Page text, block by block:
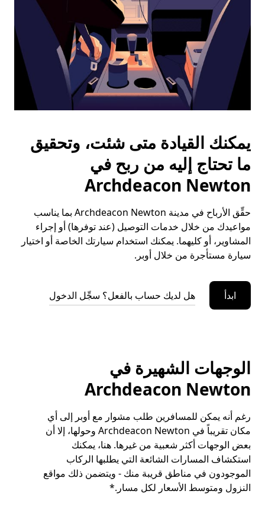
يمكنك القيادة متى شئت، وتحقيق
ما تحتاج إليه من ربح في
Archdeacon Newton
حقِّق الأرباح في مدينة Archdeacon Newton بما يناسب
مواعيدك من خلال خدمات التوصيل (عند توفرها) أو إجراء
المشاوير، أو كليهما. يمكنك استخدام سيارتك الخاصة أو اختيار
سيارة مستأجرة من خلال أوبر.
ابدأ هل لديك حساب بالفعل؟ سجِّل الدخول
الوجهات الشهيرة في
Archdeacon Newton
رغم أنه يمكن للمسافرين طلب مشوار مع أوبر إلى أي
مكان تقريباً في Archdeacon Newton وحولها، إلا أن
بعض الوجهات أكثر شعبية من غيرها. هنا، يمكنك
استكشاف المسارات الشائعة التي يطلبها الركاب
الموجودون في مناطق قريبة منك - ويتضمن ذلك مواقع
النزول ومتوسط الأسعار لكل مسار.*